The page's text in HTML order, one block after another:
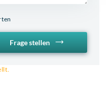
Frage stellen